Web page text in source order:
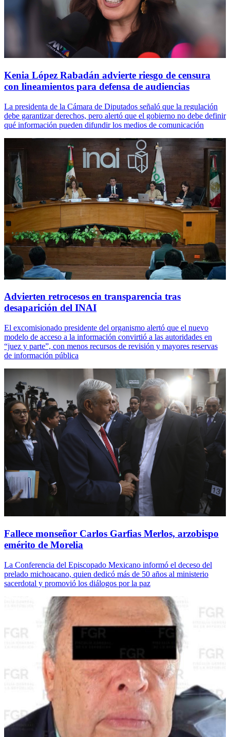
Kenia López Rabadán advierte riesgo de censura
con lineamientos para defensa de audiencias
La presidenta de la Cámara de Diputados señaló que la regulación
debe garantizar derechos, pero alertó que el gobierno no debe definir
qué información pueden difundir los medios de comunicación
Advierten retrocesos en transparencia tras
desaparición del INAI
El excomisionado presidente del organismo alertó que el nuevo
modelo de acceso a la información convirtió a las autoridades en
“juez y parte”, con menos recursos de revisión y mayores reservas
de información pública
Fallece monseñor Carlos Garfias Merlos, arzobispo
emérito de Morelia
La Conferencia del Episcopado Mexicano informó el deceso del
prelado michoacano, quien dedicó más de 50 años al ministerio
sacerdotal y promovió los diálogos por la paz